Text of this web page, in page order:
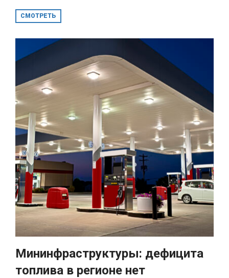
СМОТРЕТЬ
Мининфраструктуры: дефицита
топлива в регионе нет